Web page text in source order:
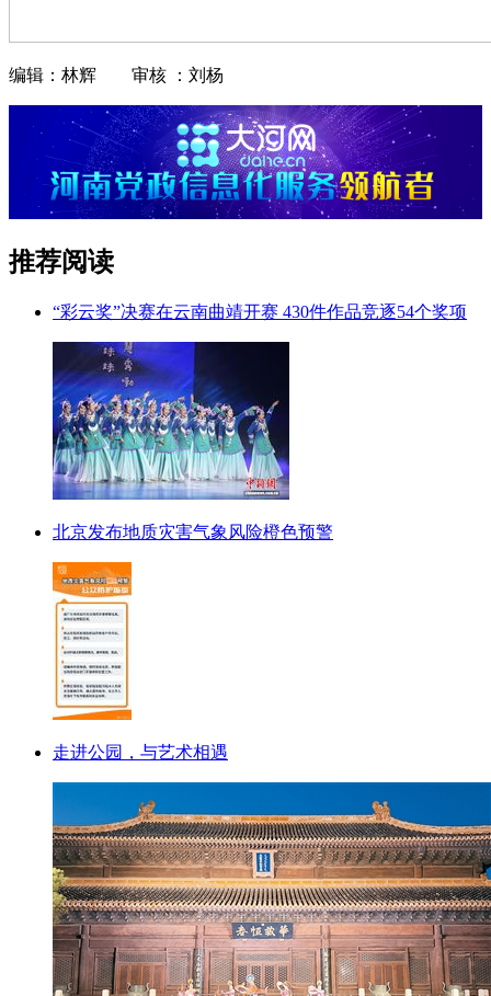
编辑：林辉 审核 ：刘杨
推荐阅读
“彩云奖”决赛在云南曲靖开赛 430件作品竞逐54个奖项
北京发布地质灾害气象风险橙色预警
走进公园，与艺术相遇